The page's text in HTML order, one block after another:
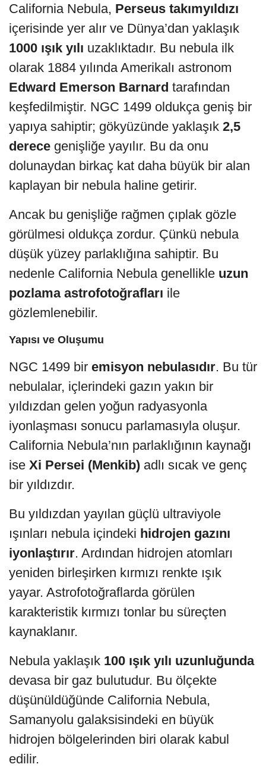
California Nebula, Perseus takımyıldızı
içerisinde yer alır ve Dünya’dan yaklaşık
1000 ışık yılı uzaklıktadır. Bu nebula ilk
olarak 1884 yılında Amerikalı astronom
Edward Emerson Barnard tarafından
keşfedilmiştir. NGC 1499 oldukça geniş bir
yapıya sahiptir; gökyüzünde yaklaşık 2,5
derece genişliğe yayılır. Bu da onu
dolunaydan birkaç kat daha büyük bir alan
kaplayan bir nebula haline getirir.
Ancak bu genişliğe rağmen çıplak gözle
görülmesi oldukça zordur. Çünkü nebula
düşük yüzey parlaklığına sahiptir. Bu
nedenle California Nebula genellikle uzun
pozlama astrofotoğrafları ile
gözlemlenebilir.
Yapısı ve Oluşumu
NGC 1499 bir emisyon nebulasıdır. Bu tür
nebulalar, içlerindeki gazın yakın bir
yıldızdan gelen yoğun radyasyonla
iyonlaşması sonucu parlamasıyla oluşur.
California Nebula’nın parlaklığının kaynağı
ise Xi Persei (Menkib) adlı sıcak ve genç
bir yıldızdır.
Bu yıldızdan yayılan güçlü ultraviyole
ışınları nebula içindeki hidrojen gazını
iyonlaştırır. Ardından hidrojen atomları
yeniden birleşirken kırmızı renkte ışık
yayar. Astrofotoğraflarda görülen
karakteristik kırmızı tonlar bu süreçten
kaynaklanır.
Nebula yaklaşık 100 ışık yılı uzunluğunda
devasa bir gaz bulutudur. Bu ölçekte
düşünüldüğünde California Nebula,
Samanyolu galaksisindeki en büyük
hidrojen bölgelerinden biri olarak kabul
edilir.